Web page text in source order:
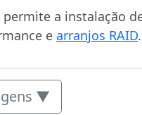
a instalação
e arranjos RAID.
▼